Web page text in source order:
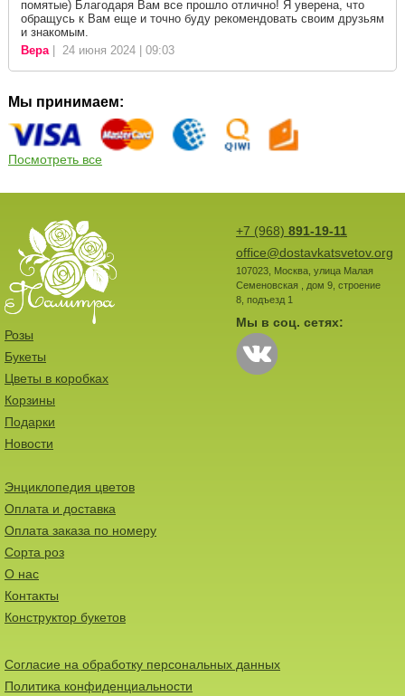
помятые) Благодаря Вам все прошло отлично! Я уверена, что
обращусь к Вам еще и точно буду рекомендовать своим друзьям
и знакомым.
Вера| 24 июня 2024 | 09:03
Мы принимаем:
Посмотреть все
+7 (968) 891-19-11
office@dostavkatsvetov.org
107023, Москва, улица Малая
Семеновская , дом 9, строение
8, подъезд 1
Мы в соц. сетях:
Розы
Букеты
Цветы в коробках
Корзины
Подарки
Новости
Энциклопедия цветов
Оплата и доставка
Оплата заказа по номеру
Сорта роз
О нас
Контакты
Конструктор букетов
Согласие на обработку персональных данных
Политика конфиденциальности